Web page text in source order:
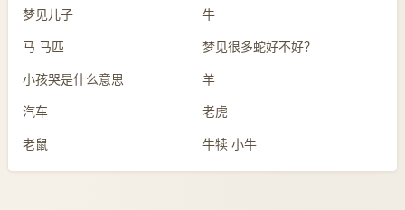
梦见儿子 牛
马 马匹 梦见很多蛇好不好？
小孩哭是什么意思 羊
汽车 老虎
老鼠 牛犊 小牛